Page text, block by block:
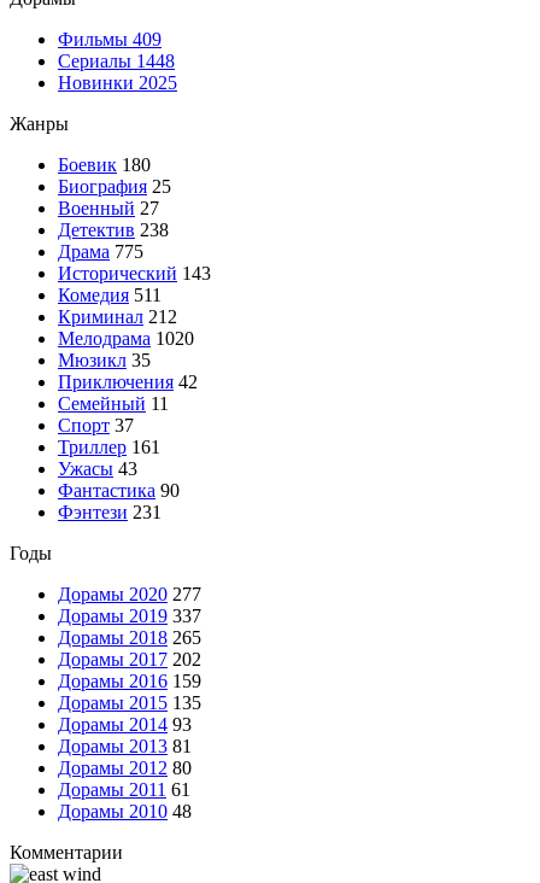
Фильмы 409
Сериалы 1448
Новинки 2025
Жанры
Боевик 180
Биография 25
Военный 27
Детектив 238
Драма 775
Исторический 143
Комедия 511
Криминал 212
Мелодрама 1020
Мюзикл 35
Приключения 42
Семейный 11
Спорт 37
Триллер 161
Ужасы 43
Фантастика 90
Фэнтези 231
Годы
Дорамы 2020 277
Дорамы 2019 337
Дорамы 2018 265
Дорамы 2017 202
Дорамы 2016 159
Дорамы 2015 135
Дорамы 2014 93
Дорамы 2013 81
Дорамы 2012 80
Дорамы 2011 61
Дорамы 2010 48
Комментарии